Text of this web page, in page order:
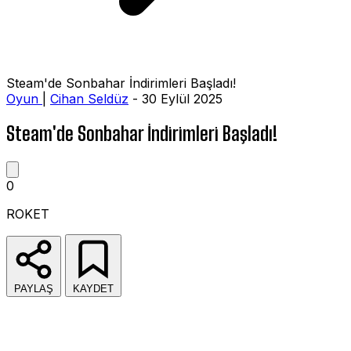
Steam'de Sonbahar İndirimleri Başladı!
Oyun
Cihan Seldüz - 30 Eylül 2025
Steam'de Sonbahar İndirimleri Başladı!
0
ROKET
PAYLAŞ KAYDET